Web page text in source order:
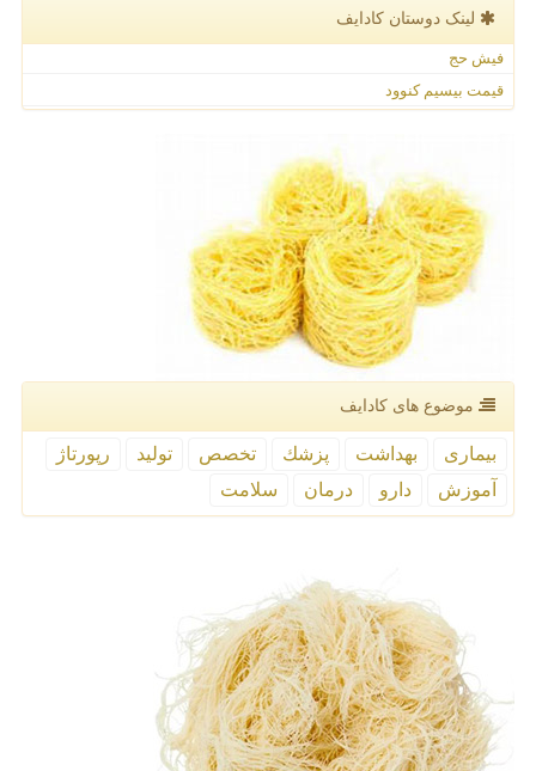
لینک دوستان كادایف
فیش حج
قیمت بیسیم کنوود
موضوع های كادایف
بیماری بهداشت پزشك تخصص تولید
رپورتاژ
آموزش
دارو درمان سلامت